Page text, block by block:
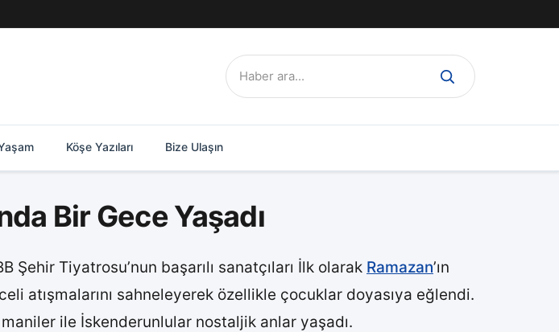
Ara:
Köşe Yazıları Bize Ulaşın
Bir Gece Yaşadı
Şehir Tiyatrosu’nun başarılı sanatçıları İlk olarak Ramazan’ın
atışmalarını sahneleyerek özellikle çocuklar doyasıya eğlendi.
ile İskenderunlular nostaljik anlar yaşadı.